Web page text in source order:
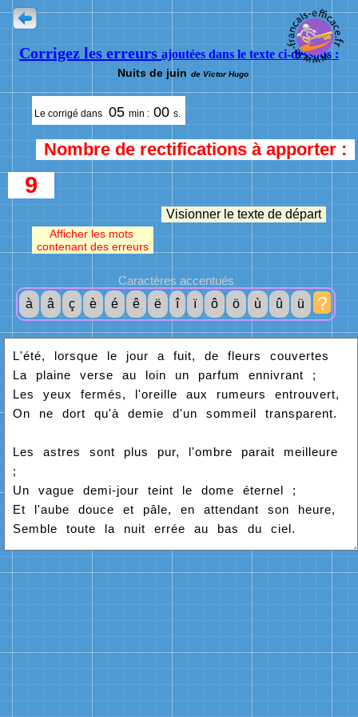
Corrigez les erreurs ajoutées dans le texte ci-dessous :
Nuits de juin de Victor Hugo
Le corrigé dans 05 min : 00 s.
Nombre de rectifications à apporter :
9
Visionner le texte de départ
Afficher les mots
contenant des erreurs
Caractères accentués
à
â ç è é ê ë î ï ô ö ù û ü ?